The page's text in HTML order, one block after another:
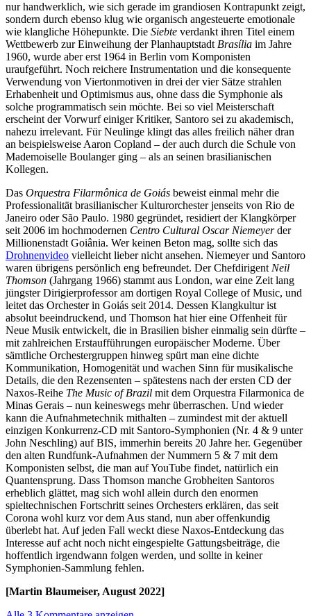
nur handwerklich, wie sich gerade im grandiosen Kontrapunkt zeigt,
sondern durch ebenso klug wie organisch angesteuerte emotionale
wie klangliche Höhepunkte. Die Siebte verdankt ihren Titel einem
Wettbewerb zur Einweihung der Planhauptstadt Brasília im Jahre
1960, wurde aber erst 1964 in Berlin vom Komponisten
uraufgeführt. Noch reichere Instrumentation und die konsequente
Verwendung von Viertonmotiven in drei der vier Sätze strahlen
Erhabenheit und Optimismus aus, ohne dass die Symphonie als
solche programmatisch sein möchte. Bei so viel Meisterschaft
erscheint der Vorwurf einiger Kritiker, Santoro sei zu akademisch,
nahezu irrelevant. Für Neulinge klingt das alles freilich näher dran
an beispielsweise Aaron Copland – der auch durch die Schule von
Mademoiselle Boulanger ging – als an seinen brasilianischen
Kollegen.
Das Orquestra Filarmônica de Goiás beweist einmal mehr die
Professionalität brasilianischer Kulturorchester jenseits von Rio de
Janeiro oder São Paulo. 1980 gegründet, residiert der Klangkörper
seit 2006 im hochmodernen Centro Cultural Oscar Niemeyerder
Millionenstadt Goiânia. Wer keinen Beton mag, sollte sich das
Drohnenvideo vielleicht lieber nicht ansehen. Niemeyer und Santoro
waren übrigens persönlich eng befreundet. Der Chefdirigent Neil
Thomson (Jahrgang 1966) stammt aus London, war eine Zeit lang
jüngster Dirigierprofessor am dortigen Royal College of Music, und
leitet das Orchester in Goiás seit 2014. Dessen Klangkultur ist
absolut beeindruckend, und Thomson hat hier eine Offenheit für
Neue Musik entwickelt, die in Brasilien bisher einmalig sein dürfte –
mit zahlreichen Erstaufführungen europäischer Moderne. Über
sämtliche Orchestergruppen hinweg spürt man eine dichte
Kommunikation, Homogenität und wachen Sinn für musikalische
Details, die den Rezensenten – spätestens nach der ersten CD der
Naxos-Reihe The Music of Brazil mit dem Orquestra Filarmonica de
Minas Gerais – nun keineswegs mehr überraschen. Und wieder
kann die Aufnahmetechnik mithalten – zumindest mit der aktuell
einzigen Konkurrenz-CD mit Santoro-Symphonien (Nr. 4 & 9 unter
John Neschling) auf BIS, immerhin bereits 20 Jahre her. Gegenüber
den alten Rundfunk-Aufnahmen der Nummern 5 & 7 mit dem
Komponisten selbst, die man auf YouTube findet, natürlich ein
Quantensprung. Dass Thomson manche Grobheiten Santoros
erheblich glättet, mag sich wohl allein durch den enormen
spieltechnischen Fortschritt seines Orchesters erklären, das seit
Corona wohl kurz vor dem Aus stand, nun aber offenkundig
überlebt hat. Auf jeden Fall weckt diese Naxos-Entdeckung das
Interesse auf acht noch nicht eingespielte Gattungsbeiträge, die
hoffentlich irgendwann folgen werden, und sollte in keiner
Symphonien-Sammlung fehlen.
[Martin Blaumeiser, August 2022]